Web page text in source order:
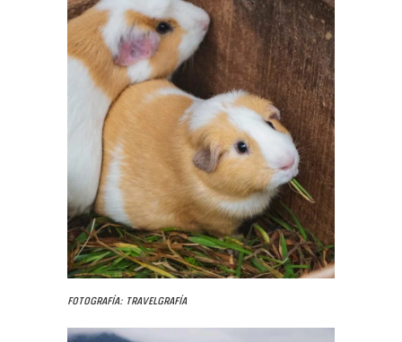
Fotografía: Travelgrafía